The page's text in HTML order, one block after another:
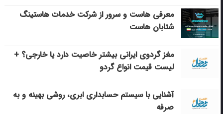
معرفی هاست و سرور از شرکت خدمات هاستینگ
شتابان هاست
مغز گردوی ایرانی بیشتر خاصیت دارد یا خارجی؟ +
لیست قیمت انواع گردو
آشنایی با سیستم حسابداری ابری، روشی بهینه و به
صرفه